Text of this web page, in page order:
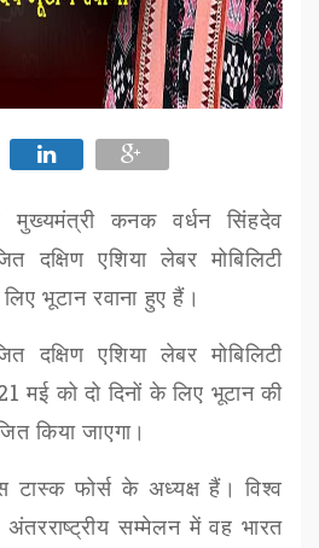
मुख्यमंत्री कनक वर्धन सिंहदेव
दक्षिण एशिया लेबर मोबिलिटी
भूटान रवाना हुए हैं।
दक्षिण एशिया लेबर मोबिलिटी
मई को दो दिनों के लिए भूटान की
किया जाएगा।
टास्क फोर्स के अध्यक्ष हैं। विश्व
सम्मेलन में वह भारत